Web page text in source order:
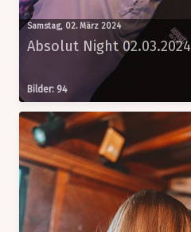
Samstag, 02. März 2024
Absolut Night 02.03.2024
Bilder: 94